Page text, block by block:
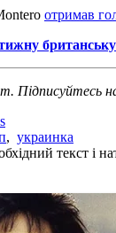
отримав
Підписуйтесь
, украинка
текст і